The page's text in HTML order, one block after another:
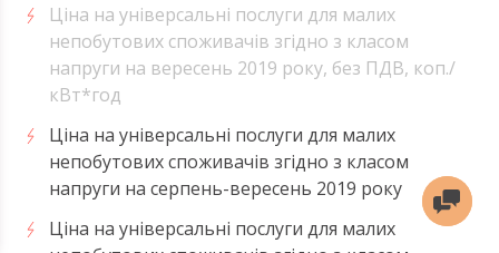
Ціна на універсальні послуги для малих
непобутових споживачів згідно з класом
напруги на вересень 2019 року, без ПДВ, коп./
кВт*год
Ціна на універсальні послуги для малих
непобутових споживачів згідно з класом
напруги на серпень-вересень 2019 року
Ціна на універсальні послуги для малих